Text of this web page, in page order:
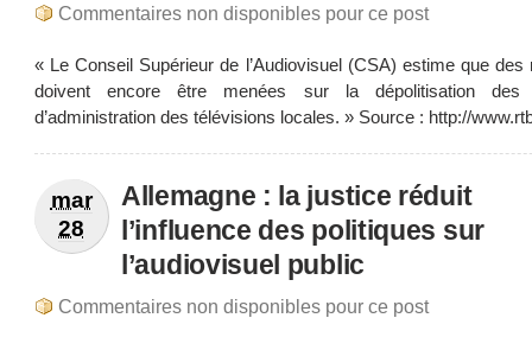
Commentaires non disponibles pour ce post
« Le Conseil Supérieur de l’Audiovisuel (CSA) estime que des
doivent encore être menées sur la dépolitisation des
d’administration des télévisions locales. » Source : http://
mar
28
Allemagne : la justice réduit
l’influence des politiques sur
l’audiovisuel public
Commentaires non disponibles pour ce post